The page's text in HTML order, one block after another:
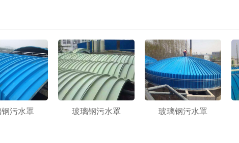
污水罩 玻璃钢污水罩 玻璃钢污水罩